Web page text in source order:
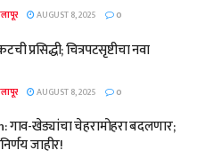
AUGUST 8, 2025 0
प्रसिद्धी; चित्रपटसृष्टीचा नवा
AUGUST 8, 2025 0
खेड्यांचा चेहरामोहरा बदलणार;
जाहीर!